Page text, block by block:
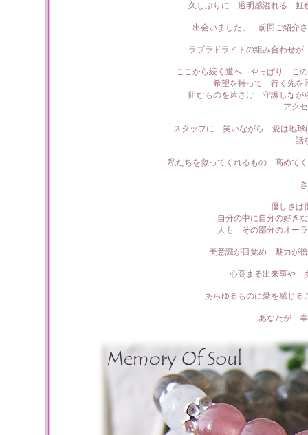
久しぶりに 透明感溢れる 虹
出会いました。 前回ご紹介
ラブラドライトの組み合わせ
ここから続く道へ やっぱり この
希望を持って 行く先を
阻むものを遠ざけ 守護しなが
アク
スタッフに 笑いながら 愛は地球(
話
私たちを救ってくれるもの 高めて
優しさは
自分の中に自分の好き
人も その部分のオー
美意識が目覚め 魅力が倍
心高まる出来事や
あらゆるものに愛を感じる
あなたが 幸